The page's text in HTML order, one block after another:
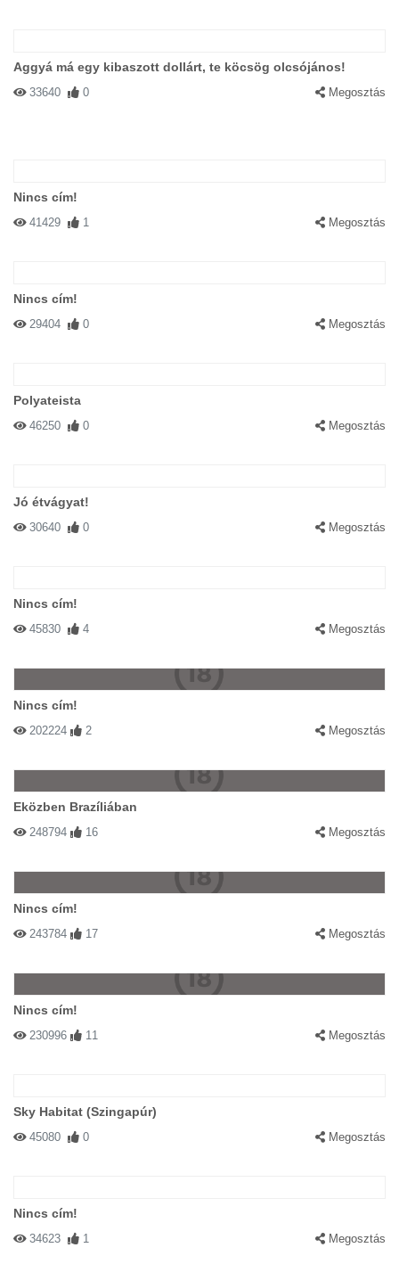
Aggyá má egy kibaszott dollárt, te köcsög olcsójános!
33640 0 Megosztás
Nincs cím!
41429 1 Megosztás
Nincs cím!
29404 0 Megosztás
Polyateista
46250 0 Megosztás
Jó étvágyat!
30640 0 Megosztás
Nincs cím!
45830 4 Megosztás
Nincs cím!
202224 2 Megosztás
Eközben Brazíliában
248794 16 Megosztás
Nincs cím!
243784 17 Megosztás
Nincs cím!
230996 11 Megosztás
Sky Habitat (Szingapúr)
45080 0 Megosztás
Nincs cím!
34623 1 Megosztás